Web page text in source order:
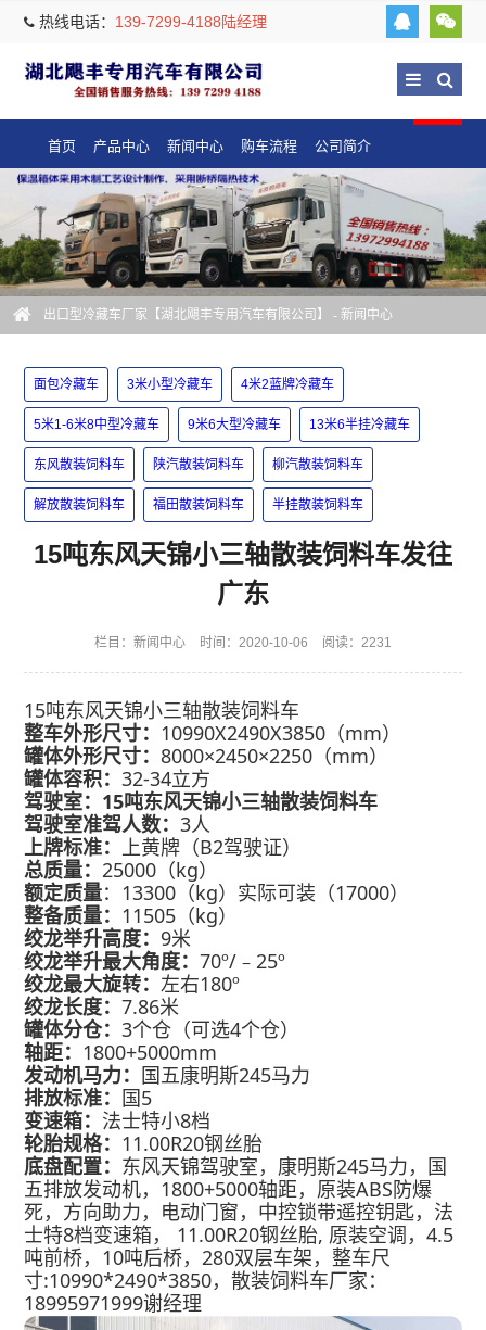
热线电话： 139-7299-4188陆经理
首页 产品中心 新闻中心 购车流程 公司简介
出口型冷藏车厂家【湖北飓丰专用汽车有限公司】 - 新闻中心
面包冷藏车 3米小型冷藏车 4米2蓝牌冷藏车
5米1-6米8中型冷藏车 9米6大型冷藏车 13米6半挂冷藏车
东风散装饲料车 陕汽散装饲料车 柳汽散装饲料车
解放散装饲料车 福田散装饲料车 半挂散装饲料车
15吨东风天锦小三轴散装饲料车发往
广东
栏目： 新闻中心 时间：2020-10-06 阅读：2231
15吨东风天锦小三轴散装饲料车
整车外形尺寸： 10990X2490X3850 （mm）
罐体外形尺寸： 8000×2450×2250（mm）
罐体容积：32-34立方
驾驶室： 15吨东风天锦小三轴散装饲料车
驾驶室准驾人数：3人
上牌标准： 上黄牌（B2驾驶证）
总质量：25000（kg）
额定质量：13300（kg）实际可装（17000）
整备质量： 11505（kg）
绞龙举升高度： 9米
绞龙举升最大角度：70º/﹣25º
绞龙最大旋转：左右180º
绞龙长度：7.86米
罐体分仓：3个仓（可选4个仓）
轴距： 1800+5000mm
发动机马力： 国五康明斯245马力
排放标准： 国5
变速箱： 法士特小8档
轮胎规格： 11.00R20钢丝胎
底盘配置： 东风天锦驾驶室，康明斯245马力，国
五排放发动机，1800+5000轴距，原装ABS防爆
死，方向助力，电动门窗，中控锁带遥控钥匙，法
士特8档变速箱， 11.00R20钢丝胎, 原装空调，4.5
吨前桥，10吨后桥，280双层车架，整车尺
寸:10990*2490*3850，散装饲料车厂家：
18995971999谢经理